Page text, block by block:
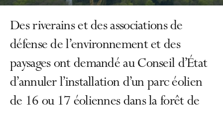
Des riverains et des associations de
défense de l’environnement et des
paysages ont demandé au Conseil d’État
d’annuler l’installation d’un parc éolien
de 16 ou 17 éoliennes dans la forêt de